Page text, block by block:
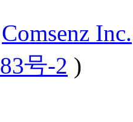
Comsenz Inc.
号-2 )